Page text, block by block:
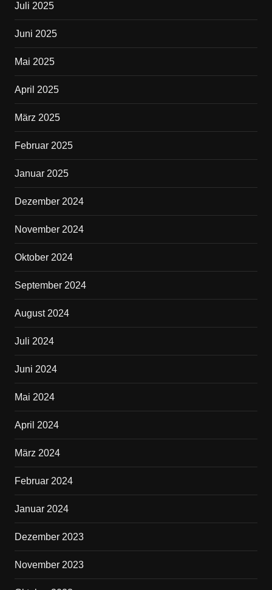
Juli 2025
Juni 2025
Mai 2025
April 2025
März 2025
Februar 2025
Januar 2025
Dezember 2024
November 2024
Oktober 2024
September 2024
August 2024
Juli 2024
Juni 2024
Mai 2024
April 2024
März 2024
Februar 2024
Januar 2024
Dezember 2023
November 2023